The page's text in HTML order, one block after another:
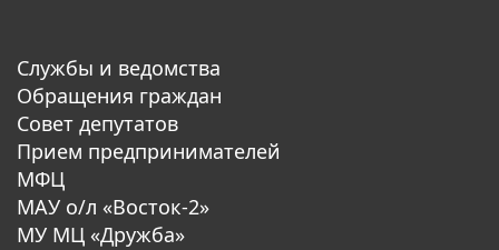
Службы и ведомства
Обращения граждан
Совет депутатов
Прием предпринимателей
МФЦ
МАУ о/л «Восток-2»
МУ МЦ «Дружба»